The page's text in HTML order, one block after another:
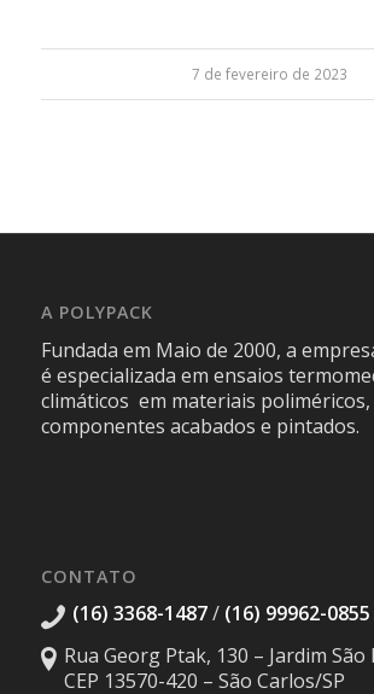
7 de fevereiro de 2023
A POLYPACK
Fundada em Maio de 2000, a
é especializada em ensaios
climáticos em materiais poliméricos,
componentes acabados e pintados.
CONTATO
(16) 3368-1487/ (16) 99962-0855
Rua Georg Ptak, 130 – Jardim São
CEP 13570-420 – São Carlos/SP